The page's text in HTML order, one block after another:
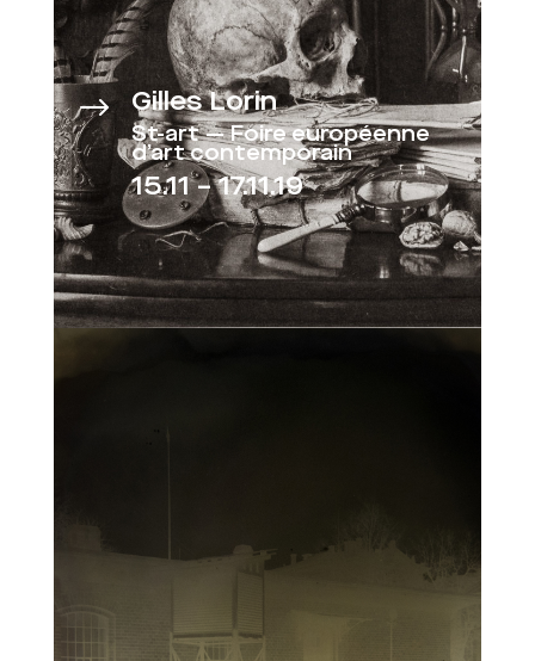
$ Gilles Lorin
St-art — Foire européenne
d’art contemporain
15.11 – 17.11.19